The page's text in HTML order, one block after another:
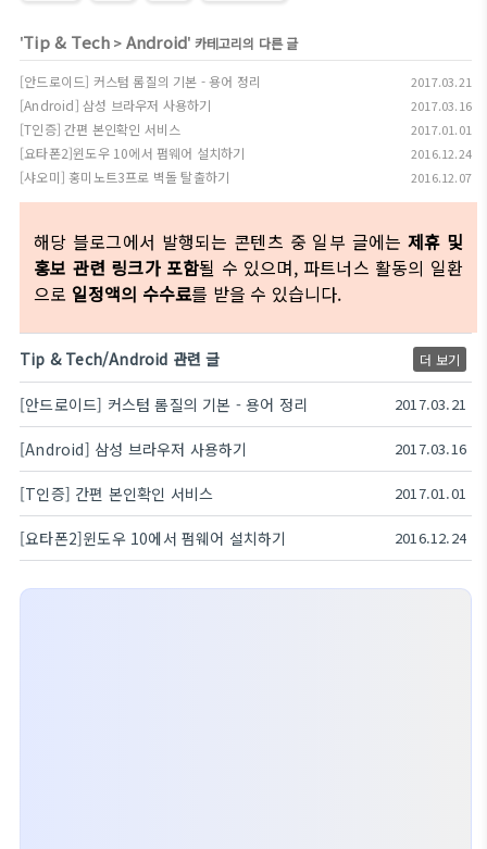
'Tip & Tech > Android' 카테고리의 다른 글
[안드로이드] 커스텀 롬질의 기본 - 용어 정리 2017.03.21
[Android] 삼성 브라우저 사용하기 2017.03.16
[T인증] 간편 본인확인 서비스 2017.01.01
[요타폰2]윈도우 10에서 펌웨어 설치하기 2016.12.24
[샤오미] 홍미노트3프로 벽돌 탈출하기 2016.12.07
해당 블로그에서 발행되는 콘텐츠 중 일부 글에는 제휴 및
홍보 관련 링크가 포함될 수 있으며, 파트너스 활동의 일환
으로 일정액의 수수료를 받을 수 있습니다.
Tip & Tech/Android 관련 글 더 보기
[안드로이드] 커스텀 롬질의 기본 - 용어 정리 2017.03.21
[Android] 삼성 브라우저 사용하기 2017.03.16
[T인증] 간편 본인확인 서비스 2017.01.01
[요타폰2]윈도우 10에서 펌웨어 설치하기 2016.12.24